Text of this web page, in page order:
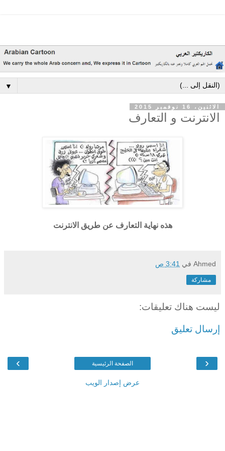
▼
الاثنين، 16 نوفمبر 2015
الانترنت و التعارف
هذه نهاية التعارف عن طريق الانترنت
Ahmed في 3:41 ص
مشاركة
ليست هناك تعليقات:
إرسال تعليق
‹
› الصفحة الرئيسية
عرض إصدار الويب